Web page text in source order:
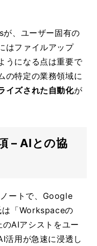
、ユーザー固有の
はファイルアップ
うになる点は重要で
の特定の業務領域に
イズされた自動化が
– AIとの協
ートで、Google
「Workspaceの
AIアシストをユー
活用が急速に浸透し